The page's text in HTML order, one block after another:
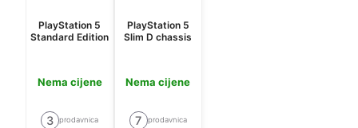
PlayStation 5
Standard Edition
Nema cijene
3 prodavnica
PlayStation 5
Slim D chassis
Nema cijene
7 prodavnica